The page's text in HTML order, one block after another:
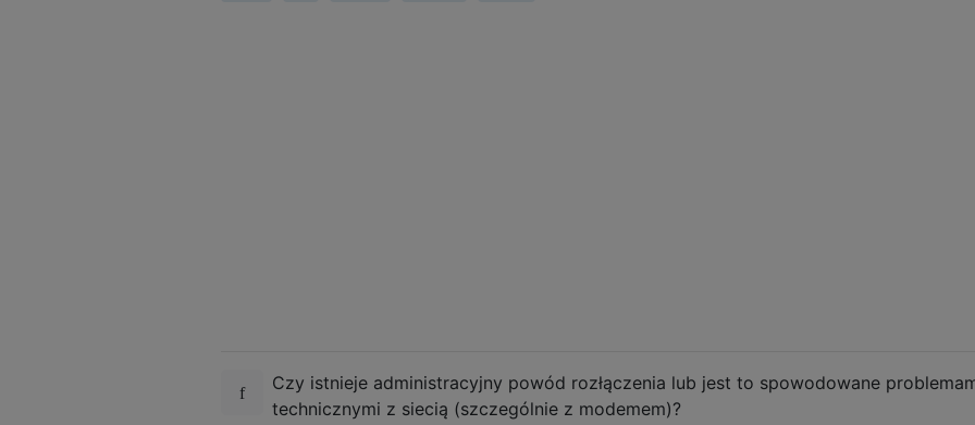
Czy istnieje administracyjny powód rozłączenia lub jest to spowodowane
technicznymi z siecią (szczególnie z modemem)?